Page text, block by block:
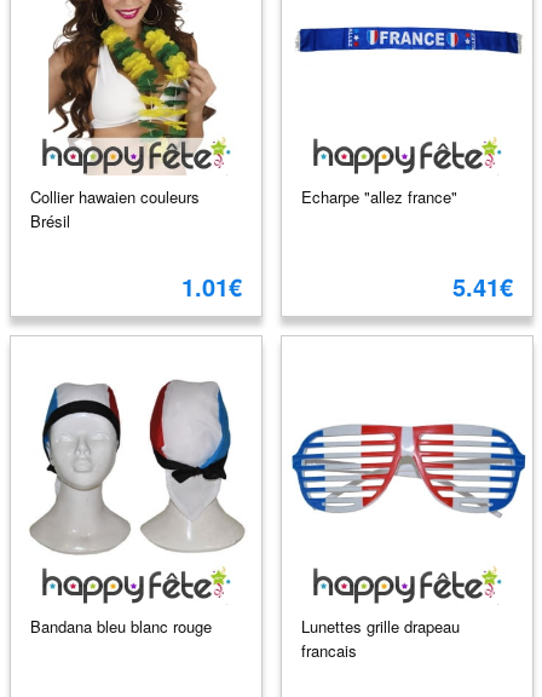
Collier hawaien couleurs
Brésil
1.01€
Echarpe "allez france"
5.41€
Bandana bleu blanc rouge
Lunettes grille drapeau
francais